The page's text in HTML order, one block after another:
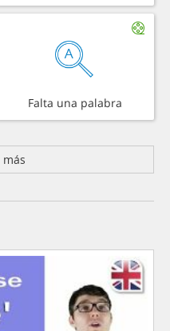
Falta una palabra